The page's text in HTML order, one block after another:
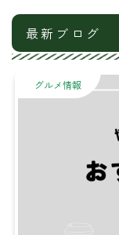
最新ブログ
グルメ情報